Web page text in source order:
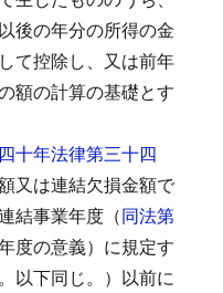
後の年分の所得の金
て控除し、又は前年
額の計算の基礎とす
十年法律第三十四
又は連結欠損金額で
結事業年度（同法第
度の意義）に規定す
以下同じ。）以前に